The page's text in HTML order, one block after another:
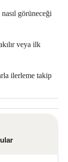
görüneceği
veya ilk
ilerleme takip